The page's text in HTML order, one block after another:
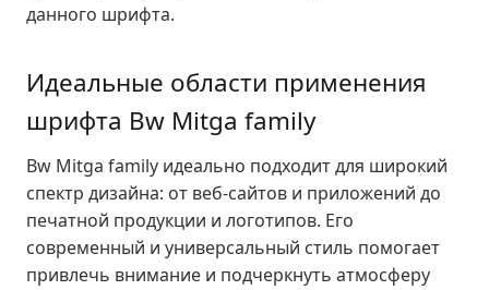
данного шрифта.
Идеальные области применения
шрифта Bw Mitga family
Bw Mitga family идеально подходит для широкий
спектр дизайна: от веб-сайтов и приложений до
печатной продукции и логотипов. Его
современный и универсальный стиль помогает
привлечь внимание и подчеркнуть атмосферу